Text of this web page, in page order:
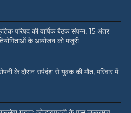
परिषद की वार्षिक बैठक संपन्न, 15 अंतर
के आयोजन को मंजूरी
के दौरान सर्पदंश से युवक की मौत, परिवार में